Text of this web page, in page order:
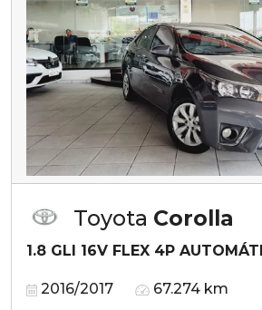
Toyota Corolla
1.8 GLI 16V FLEX 4P
2016/2017 67.274 km